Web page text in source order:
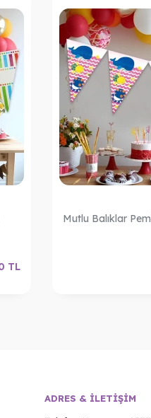
TL
Mutlu Balıklar
ADRES & İLETIŞIM